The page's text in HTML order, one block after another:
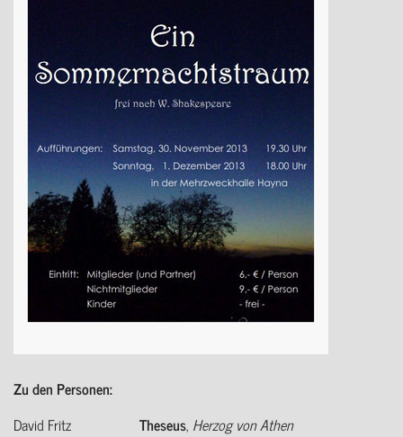
Zu den Personen:
David Fritz Theseus, Herzog von Athen